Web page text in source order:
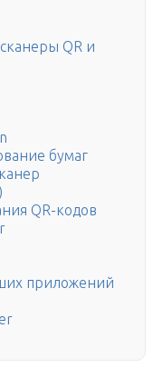
QR и
бумаг
QR-кодов
приложений